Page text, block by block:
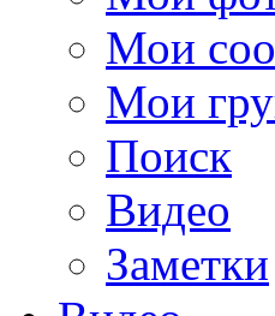
Мои
Мои
Поиск
Видео
Заметки